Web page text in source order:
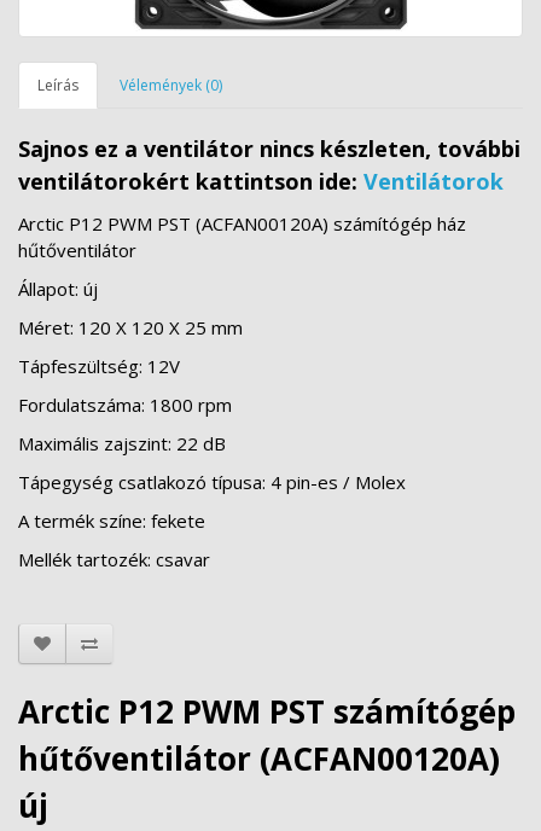
Leírás Vélemények (0)
Sajnos ez a ventilátor nincs készleten, további
ventilátorokért kattintson ide: Ventilátorok
Arctic P12 PWM PST (ACFAN00120A) számítógép ház
hűtőventilátor
Állapot: új
Méret: 120 X 120 X 25 mm
Tápfeszültség: 12V
Fordulatszáma: 1800 rpm
Maximális zajszint: 22 dB
Tápegység csatlakozó típusa: 4 pin-es / Molex
A termék színe: fekete
Mellék tartozék: csavar
Arctic P12 PWM PST számítógép
hűtőventilátor (ACFAN00120A)
új